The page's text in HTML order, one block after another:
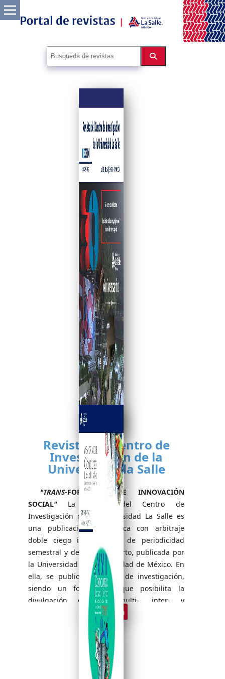
Revista del Centro de
Investigación de la
Universidad la Salle
"TRANS-FORMACIÓN E INNOVACIÓN
SOCIAL" La Revista del Centro de
Investigación de la Universidad La Salle es
una publicación electrónica con arbitraje
doble ciego internacional de periodicidad
semestral y de acceso abierto, publicada por
la Universidad La Salle Ciudad de México. En
ella, se publican artículos de investigación,
siendo un foro plural que posibilita la
divulgación científica multi-, inter- y
Ver revista